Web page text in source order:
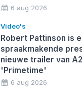
6 aug 2026
Video's
Robert Pattinson is
spraakmakende
nieuwe trailer van
'Primetime'
6 aug 2026